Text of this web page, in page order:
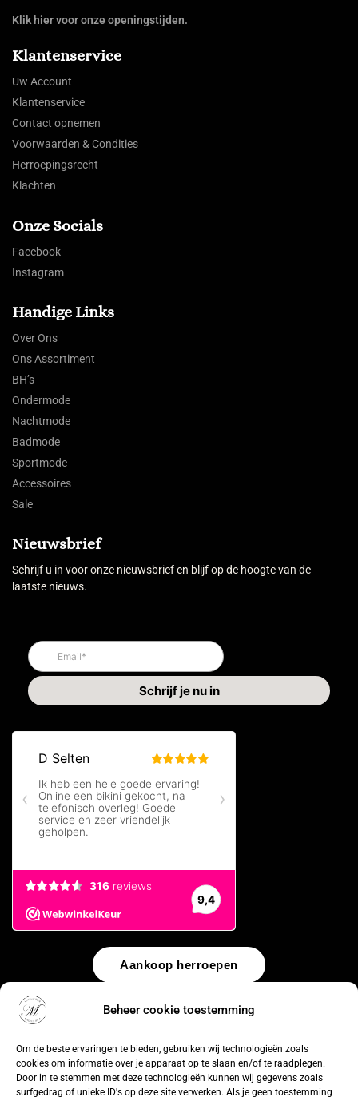
Beheer cookie toestemming
Om de beste ervaringen te bieden, gebruiken wij technologieën zoals
cookies om informatie over je apparaat op te slaan en/of te raadplegen.
Door in te stemmen met deze technologieën kunnen wij gegevens zoals
surfgedrag of unieke ID's op deze site verwerken. Als je geen toestemming
Klik hier voor onze openingstijden.
Klantenservice
Uw Account
Klantenservice
Contact opnemen
Voorwaarden & Condities
Herroepingsrecht
Klachten
Onze Socials
Facebook
Instagram
Handige Links
Over Ons
Ons Assortiment
BH’s
Ondermode
Nachtmode
Badmode
Sportmode
Accessoires
Sale
Nieuwsbrief
Schrijf u in voor onze nieuwsbrief en blijf op de hoogte van de
laatste nieuws.
Aankoop herroepen
© 2026 by WebUnlimited–Algemene voorwaarden